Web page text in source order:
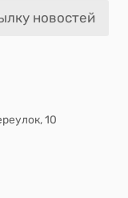
новостей
10